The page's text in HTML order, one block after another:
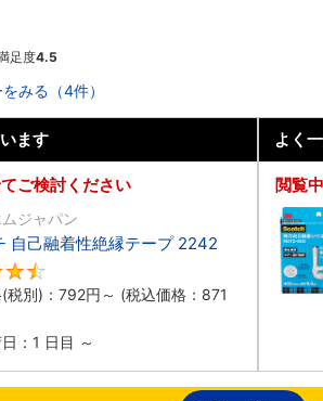
足度4.5
みる（4件）
ます
ご検討ください
ジャパン
自己融着性絶縁テープ 2242
税別)： 792円 ～ (税込価格： 871
：1 日目 ～
よく
閲覧